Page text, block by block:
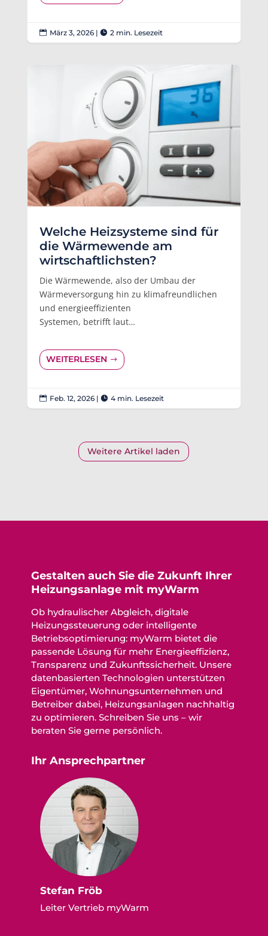
 März 3, 2026|  2 min. Lesezeit
Welche Heizsysteme sind für
die Wärmewende am
wirtschaftlichsten?
Die Wärmewende, also der Umbau der
Wärmeversorgung hin zu klimafreundlichen
und energieeffizienten
Systemen, betrifft laut…
WEITERLESEN
 Feb. 12, 2026|  4 min. Lesezeit
Weitere Artikel laden
Gestalten auch Sie die Zukunft Ihrer
Heizungsanlage mit myWarm
Ob hydraulischer Abgleich, digitale
Heizungssteuerung oder intelligente
Betriebsoptimierung: myWarm bietet die
passende Lösung für mehr Energieeffizienz,
Transparenz und Zukunftssicherheit. Unsere
datenbasierten Technologien unterstützen
Eigentümer, Wohnungsunternehmen und
Betreiber dabei, Heizungsanlagen nachhaltig
zu optimieren. Schreiben Sie uns – wir
beraten Sie gerne persönlich.
Ihr Ansprechpartner
Stefan Fröb
Leiter Vertrieb myWarm